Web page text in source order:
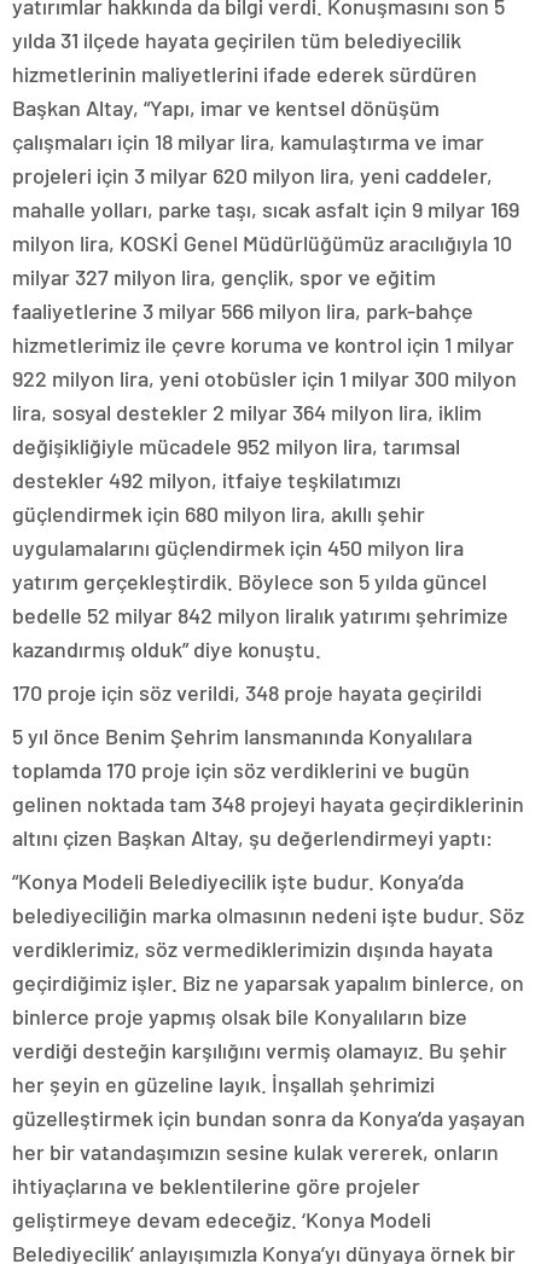
yatırımlar hakkında da bilgi verdi. Konuşmasını son 5
yılda 31 ilçede hayata geçirilen tüm belediyecilik
hizmetlerinin maliyetlerini ifade ederek sürdüren
Başkan Altay, “Yapı, imar ve kentsel dönüşüm
çalışmaları için 18 milyar lira, kamulaştırma ve imar
projeleri için 3 milyar 620 milyon lira, yeni caddeler,
mahalle yolları, parke taşı, sıcak asfalt için 9 milyar 169
milyon lira, KOSKİ Genel Müdürlüğümüz aracılığıyla 10
milyar 327 milyon lira, gençlik, spor ve eğitim
faaliyetlerine 3 milyar 566 milyon lira, park-bahçe
hizmetlerimiz ile çevre koruma ve kontrol için 1 milyar
922 milyon lira, yeni otobüsler için 1 milyar 300 milyon
lira, sosyal destekler 2 milyar 364 milyon lira, iklim
değişikliğiyle mücadele 952 milyon lira, tarımsal
destekler 492 milyon, itfaiye teşkilatımızı
güçlendirmek için 680 milyon lira, akıllı şehir
uygulamalarını güçlendirmek için 450 milyon lira
yatırım gerçekleştirdik. Böylece son 5 yılda güncel
bedelle 52 milyar 842 milyon liralık yatırımı şehrimize
kazandırmış olduk” diye konuştu.
170 proje için söz verildi, 348 proje hayata geçirildi
5 yıl önce Benim Şehrim lansmanında Konyalılara
toplamda 170 proje için söz verdiklerini ve bugün
gelinen noktada tam 348 projeyi hayata geçirdiklerinin
altını çizen Başkan Altay, şu değerlendirmeyi yaptı:
“Konya Modeli Belediyecilik işte budur. Konya’da
belediyeciliğin marka olmasının nedeni işte budur. Söz
verdiklerimiz, söz vermediklerimizin dışında hayata
geçirdiğimiz işler. Biz ne yaparsak yapalım binlerce, on
binlerce proje yapmış olsak bile Konyalıların bize
verdiği desteğin karşılığını vermiş olamayız. Bu şehir
her şeyin en güzeline layık. İnşallah şehrimizi
güzelleştirmek için bundan sonra da Konya’da yaşayan
her bir vatandaşımızın sesine kulak vererek, onların
ihtiyaçlarına ve beklentilerine göre projeler
geliştirmeye devam edeceğiz. ‘Konya Modeli
Belediyecilik’ anlayışımızla Konya’yı dünyaya örnek bir